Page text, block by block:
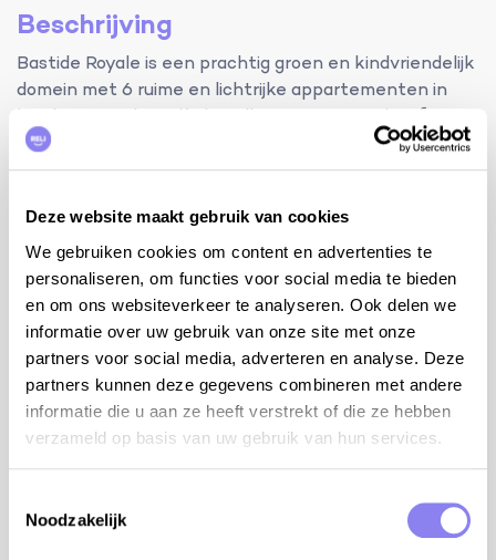
Deze website maakt gebruik van cookies
We gebruiken cookies om content en advertenties te
personaliseren, om functies voor social media te bieden
en om ons websiteverkeer te analyseren. Ook delen we
informatie over uw gebruik van onze site met onze
partners voor social media, adverteren en analyse. Deze
partners kunnen deze gegevens combineren met andere
informatie die u aan ze heeft verstrekt of die ze hebben
verzameld op basis van uw gebruik van hun services.
Noodzakelijk
Beschrijving
Bastide Royale is een prachtig groen en kindvriendelijk
domein met 6 ruime en lichtrijke appartementen in
het hart van de Ardèche. Elk appartement heeft zijn
eigen stukje terras met tuintafel en stoelen. Er is een
gezellige binnenkoer en een groot gemeenschappelijk
een grote tuin met hoge bomen, een barbecue-hoek
met picknickbanken en een kleurrijke huifkar die
dienst doet als buitenkeuken. Dit domein is de ideale
ontmoetingsplaats voor groot en klein!
Bastide Royale - Ronce: Geen keuken of salon.
Rechtstreekse toegang tot de binnenkoer.
bijkomende info:
roken is niet toegestaan ​​in de accommodatie
internet WiFi